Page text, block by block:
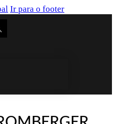
Ir para o footer